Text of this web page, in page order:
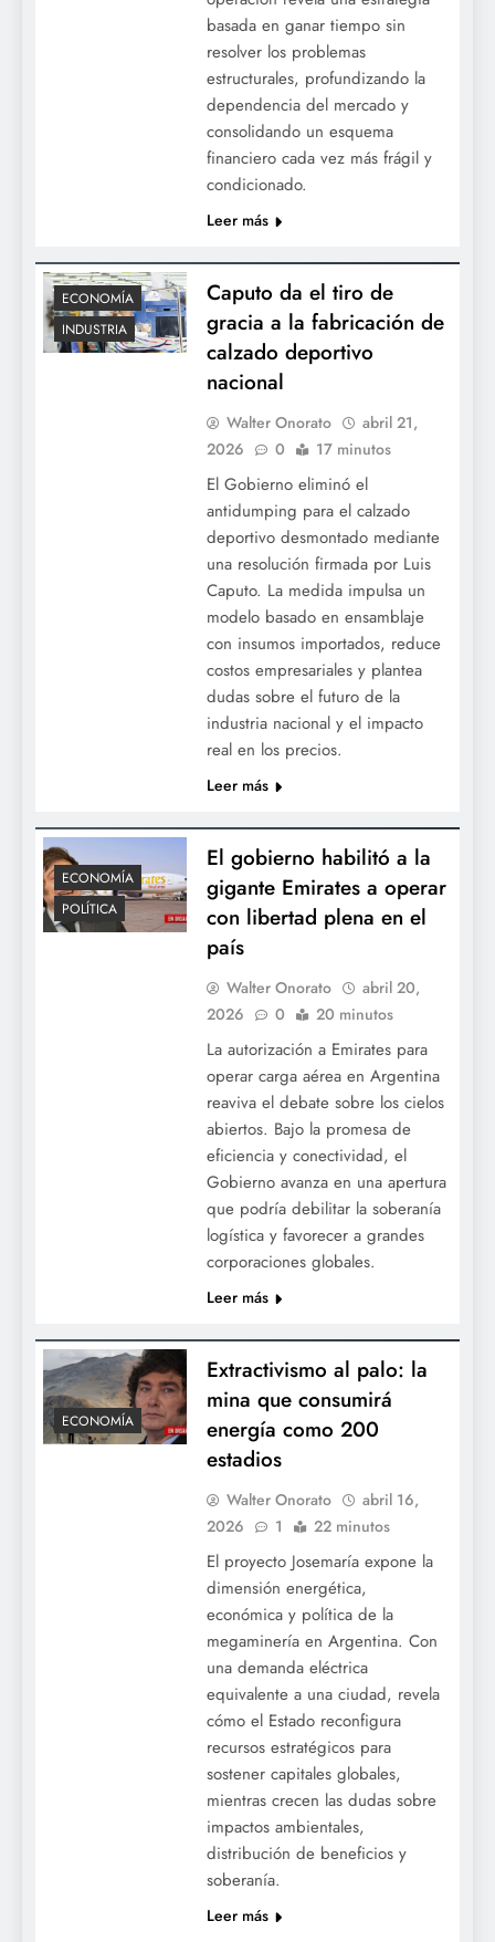
basada en ganar tiempo sin
resolver los problemas
estructurales, profundizando la
dependencia del mercado y
consolidando un esquema
financiero cada vez más frágil y
condicionado.
Leer más
ECONOMÍA
INDUSTRIA
Caputo da el tiro de
gracia a la fabricación de
calzado deportivo
nacional
Walter Onorato
abril 21,
2026
0 17 minutos
El Gobierno eliminó el
antidumping para el calzado
deportivo desmontado mediante
una resolución firmada por Luis
Caputo. La medida impulsa un
modelo basado en ensamblaje
con insumos importados, reduce
costos empresariales y plantea
dudas sobre el futuro de la
industria nacional y el impacto
real en los precios.
Leer más
ECONOMÍA
POLÍTICA
El gobierno habilitó a la
gigante Emirates a operar
con libertad plena en el
país
Walter Onorato
abril 20,
2026
0 20 minutos
La autorización a Emirates para
operar carga aérea en Argentina
reaviva el debate sobre los cielos
abiertos. Bajo la promesa de
eficiencia y conectividad, el
Gobierno avanza en una apertura
que podría debilitar la soberanía
logística y favorecer a grandes
corporaciones globales.
Leer más
ECONOMÍA
Extractivismo al palo: la
mina que consumirá
energía como 200
estadios
Walter Onorato
abril 16,
2026
1 22 minutos
El proyecto Josemaría expone la
dimensión energética,
económica y política de la
megaminería en Argentina. Con
una demanda eléctrica
equivalente a una ciudad, revela
cómo el Estado reconfigura
recursos estratégicos para
sostener capitales globales,
mientras crecen las dudas sobre
impactos ambientales,
distribución de beneficios y
soberanía.
Leer más